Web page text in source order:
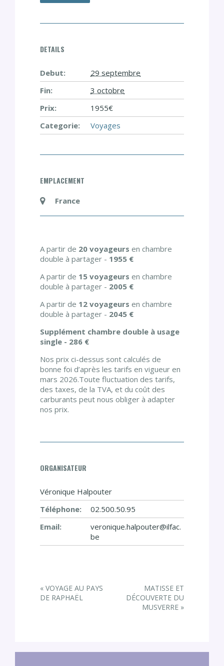
DETAILS
Debut:
29 septembre
Fin:
3 octobre
Prix:
1955€
Categorie:
Voyages
EMPLACEMENT
France
A partir de 20 voyageurs en chambre
double à partager - 1955 €
A partir de 15 voyageurs en chambre
double à partager - 2005 €
A partir de 12 voyageurs en chambre
double à partager - 2045 €
Supplément chambre double à usage
single - 286 €
Nos prix ci-dessus sont calculés de
bonne foi d’après les tarifs en vigueur en
mars 2026.Toute fluctuation des tarifs,
des taxes, de la TVA, et du coût des
carburants peut nous obliger à adapter
nos prix.
ORGANISATEUR
Véronique Halpouter
Téléphone:
02.500.50.95
Email:
veronique.halpouter@ilfac.
be
E
v
N
« VOYAGE AU PAYS
DE RAPHAËL
MATISSE ET
DÉCOUVERTE DU
MUSVERRE »